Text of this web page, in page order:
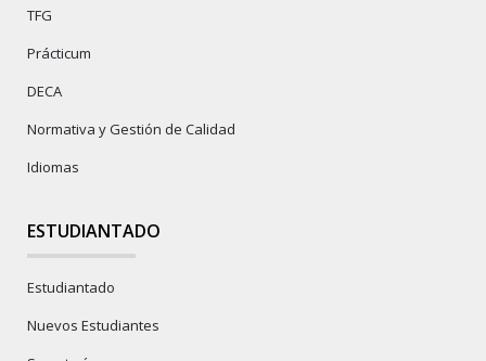
TFG
Prácticum
DECA
Normativa y Gestión de Calidad
Idiomas
ESTUDIANTADO
Estudiantado
Nuevos Estudiantes